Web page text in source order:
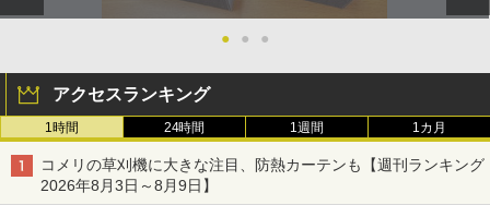
● ● ●
アクセスランキング
1時間 24時間 1週間 1カ月
コメリの草刈機に大きな注目、防熱カーテンも【週刊ランキング
2026年8月3日～8月9日】